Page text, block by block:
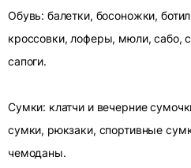
Обувь: балетки, босоножки,
кроссовки, лоферы, мюли, сабо,
сапоги.
Сумки: клатчи и вечерние
сумки, рюкзаки, спортивные
чемоданы.